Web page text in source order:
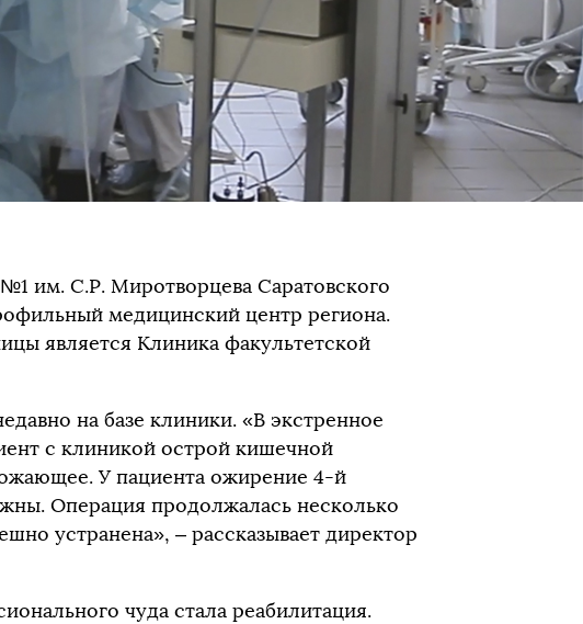
им. С.Р. Миротворцева Саратовского
медицинский центр региона.
является Клиника факультетской
на базе клиники. «В экстренное
с клиникой острой кишечной
У пациента ожирение 4-й
Операция продолжалась несколько
устранена», – рассказывает директор
чуда стала реабилитация.